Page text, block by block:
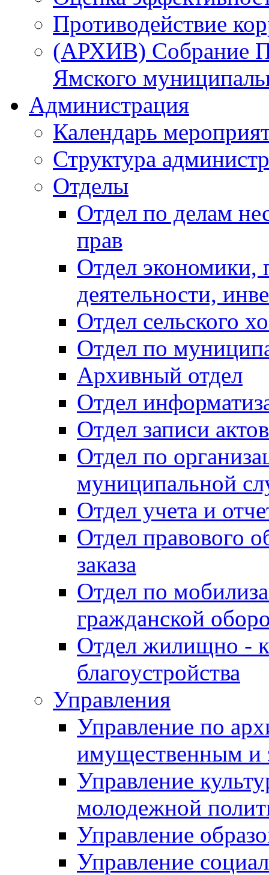
Противодействие
(АРХИВ) Собрание
Ямского
Администрация
Календарь
Структура
Отделы
Отдел по делам
прав
Отдел экономики,
деятельности,
Отдел сельского
Отдел по
Архивный отдел
Отдел
Отдел записи
Отдел по
муниципальной
Отдел учета и
Отдел правового
заказа
Отдел по
гражданской
Отдел жилищно -
благоустройства
Управления
Управление по
имущественным и
Управление
молодежной
Управление
Управление